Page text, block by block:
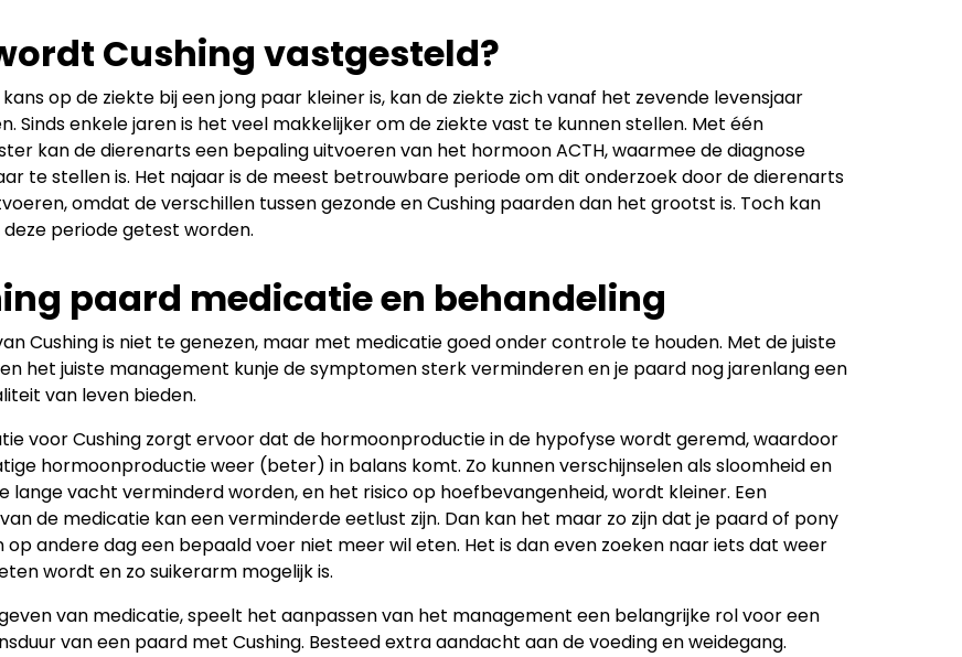
Cushing vastgesteld?
op de ziekte bij een jong paar kleiner is, kan de ziekte zich vanaf het zevende levensjaar
Sinds enkele jaren is het veel makkelijker om de ziekte vast te kunnen stellen. Met één
kan de dierenarts een bepaling uitvoeren van het hormoon ACTH, waarmee de diagnose
te stellen is. Het najaar is de meest betrouwbare periode om dit onderzoek door de dierenarts
omdat de verschillen tussen gezonde en Cushing paarden dan het grootst is. Toch kan
periode getest worden.
paard medicatie en behandeling
Cushing is niet te genezen, maar met medicatie goed onder controle te houden. Met de juiste
het juiste management kunje de symptomen sterk verminderen en je paard nog jarenlang een
van leven bieden.
voor Cushing zorgt ervoor dat de hormoonproductie in de hypofyse wordt geremd, waardoor
hormoonproductie weer (beter) in balans komt. Zo kunnen verschijnselen als sloomheid en
lange vacht verminderd worden, en het risico op hoefbevangenheid, wordt kleiner. Een
de medicatie kan een verminderde eetlust zijn. Dan kan het maar zo zijn dat je paard of pony
op andere dag een bepaald voer niet meer wil eten. Het is dan even zoeken naar iets dat weer
wordt en zo suikerarm mogelijk is.
van medicatie, speelt het aanpassen van het management een belangrijke rol voor een
van een paard met Cushing. Besteed extra aandacht aan de voeding en weidegang.